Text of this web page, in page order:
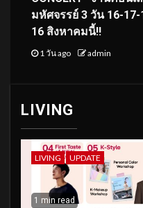
มหัศจรรย์ 3 วัน 16-
16 สิงหาคมนี้!!
1 วัน ago admin
LIVING
LIVING UPDATE
1 min read